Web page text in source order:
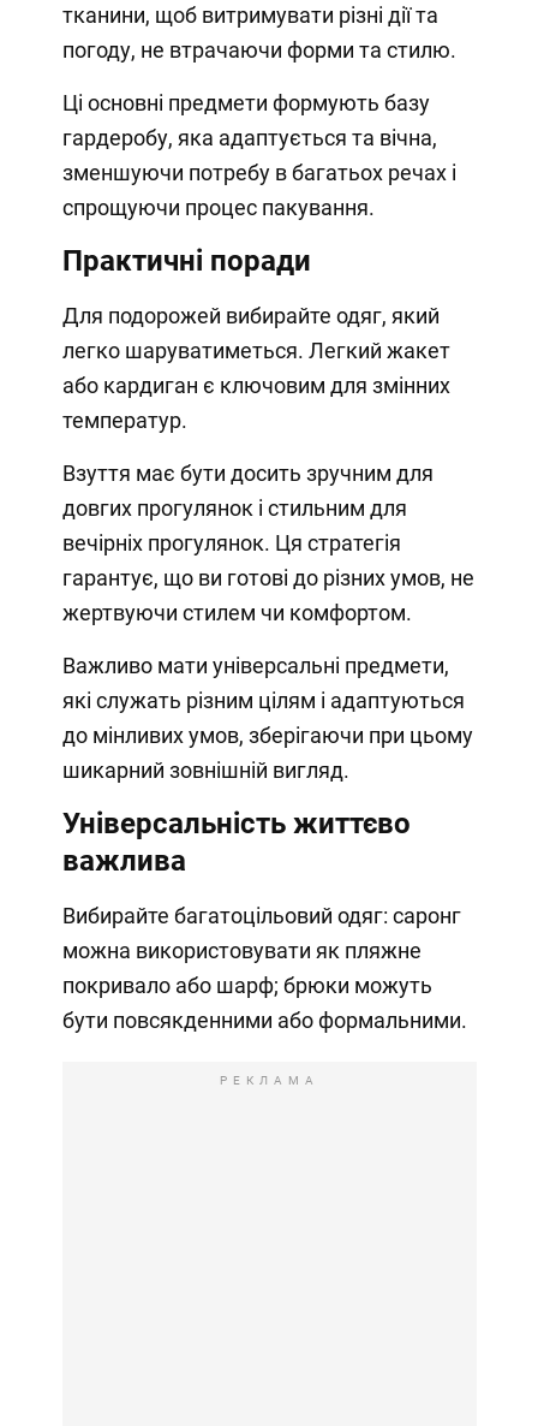
тканини, щоб витримувати різні дії та
погоду, не втрачаючи форми та стилю.
Ці основні предмети формують базу
гардеробу, яка адаптується та вічна,
зменшуючи потребу в багатьох речах і
спрощуючи процес пакування.
Практичні поради
Для подорожей вибирайте одяг, який
легко шаруватиметься. Легкий жакет
або кардиган є ключовим для змінних
температур.
Взуття має бути досить зручним для
довгих прогулянок і стильним для
вечірніх прогулянок. Ця стратегія
гарантує, що ви готові до різних умов, не
жертвуючи стилем чи комфортом.
Важливо мати універсальні предмети,
які служать різним цілям і адаптуються
до мінливих умов, зберігаючи при цьому
шикарний зовнішній вигляд.
Універсальність життєво
важлива
Вибирайте багатоцільовий одяг: саронг
можна використовувати як пляжне
покривало або шарф; брюки можуть
бути повсякденними або формальними.
РЕКЛАМА